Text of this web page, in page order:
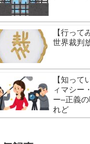
【行って
世界裁判
【知って
ィマシー
ー–正義
れど